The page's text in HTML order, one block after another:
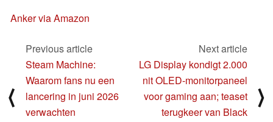
Anker via Amazon
⟨
Previous article
Steam Machine:
Waarom fans nu een
lancering in juni 2026
verwachten
Next article
LG Display kondigt 2.000
nit OLED-monitorpaneel
voor gaming aan; teaset
terugkeer van Black
⟩